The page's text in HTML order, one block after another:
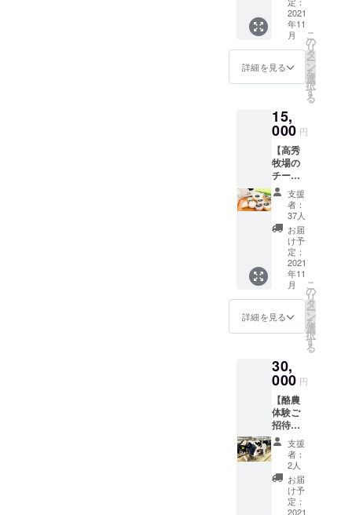
のつながり
を伝える活
動をもっと
もっとがん
ばりたい。
て様々
なジェ
ラート
を製造
してい
その時
のお楽
しみ！
高秀牧
場の1番
人気の
「ミル
ク」は
必ず入
りま
す。 ご
要望や
アレル
ギーが
ある方
は、備
考欄に
（例）
子供が
好きそ
うなフ
レー
バーに
してほ
しい
ナッツ
系NG
イーツ
の詰め
合わせ
をお届
けしま
す。 内
容：
ロール
ケーキ
（プ
レー
ン）
1本
牛柄
ロール
ケーキ
（カ
フェオ
レ）
1本
牛柄
ロール
ティー
） 1本
ブ
ルー
チーズ
のス
ティッ
クケー
キ 2
でお届
2021
年11
月
詳細を見る
こ
の
リ
タ
ー
ン
を
選
択
す
る
15,
000 円
【高秀
牧場の
チーズ
詰め合
わせ】
お酒に
合わす
もよ
し、料
理に使
うもよ
し。バ
ラエ
ティに
富んだ
チーズ
合わせ
にして
発送し
ます。
【セッ
ト内
容】 草
原の青
空
まきば
支援
者：
37人
お届
け予
定：
2021
年11
月
詳細を見る
こ
の
リ
タ
ー
ン
を
選
択
す
る
30,
000 円
【酪農
体験ご
招待】
10名様
まで、
酪農体
験へご
招待い
たしま
支援
者：
2人
お届
け予
定：
2021